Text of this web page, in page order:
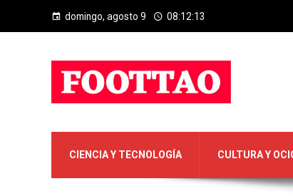
domingo, agosto 9 08:12:14
CIENCIA Y TECNOLOGÍA CULTURA Y